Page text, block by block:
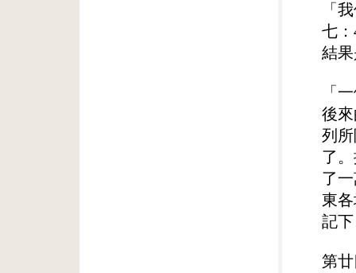
「
七
結
「
後
列
了
了
東
記
第